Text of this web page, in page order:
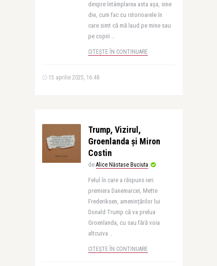
despre întâmplarea asta așa, sine
die, cum fac cu istorioarele în
care simt că mă laud pe mine sau
pe copiii ..
CITEȘTE ÎN CONTINUARE
15 aprilie 2025, 16:48
Trump, Vizirul,
Groenlanda și Miron
Costin
de Alice Năstase Buciuta
Felul în care a răspuns ieri
premiera Danemarcei, Mette
Frederiksen, amenințărilor lui
Donald Trump că va prelua
Groenlanda, cu sau fără voia
altcuiva ..
CITEȘTE ÎN CONTINUARE